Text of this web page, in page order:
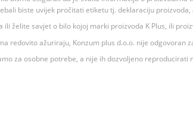
biste uvijek pročitati etiketu tj. deklaraciju
ili želite savjet o bilo kojoj marki proizvoda K Plus, ili
redovito ažuriraju, Konzum plus d.o.o. nije odgovoran
za osobne potrebe, a nije ih dozvoljeno